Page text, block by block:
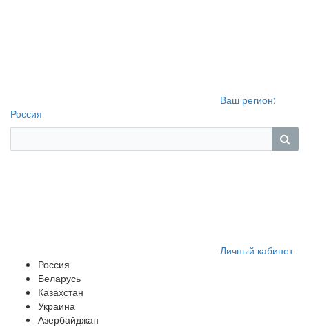
Ваш регион:
Россия
Личный кабинет
Россия
Беларусь
Казахстан
Украина
Азербайджан